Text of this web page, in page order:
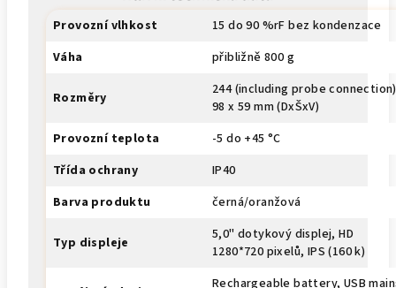
Provozní vlhkost
15 do 90 %rF bez kondenzace
Váha
přibližně 800 g
Rozměry
244 (including probe
98 x 59 mm (DxŠxV)
Provozní teplota
-5 do +45 °C
Třída ochrany
IP40
Barva produktu
černá/oranžová
Typ displeje
5,0" dotykový displej, HD
1280*720 pixelů, IPS (160 k)
Rechargeable battery, USB